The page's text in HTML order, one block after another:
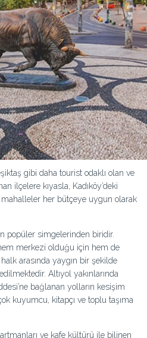
gibi daha tourist odaklı olan ve
ilçelere kıyasla, Kadıköy’deki
her bütçeye uygun olarak
popüler simgelerinden biridir.
merkezi olduğu için hem de
arasında yaygın bir şekilde
Altıyol yakınlarında
bağlanan yolların kesişim
kuyumcu, kitapçı ve toplu taşıma
ve kafe kültürü ile bilinen